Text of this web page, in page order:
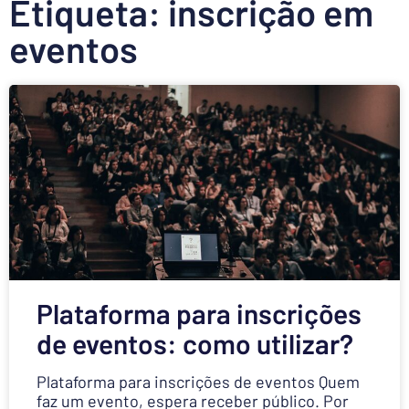
Etiqueta: inscrição em
eventos
Plataforma para inscrições
de eventos: como utilizar?
Plataforma para inscrições de eventos Quem
faz um evento, espera receber público. Por